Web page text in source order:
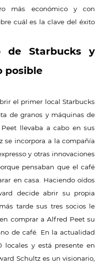
más económico y con
cuál es la clave del éxito
de Starbucks y
posible
el primer local Starbucks
de granos y máquinas de
llevaba a cabo en sus
se incorpora a la compañía
y otras innovaciones
pensaban que el café
en casa. Haciendo oídos
decide abrir su propia
tarde sus tres socios le
comprar a Alfred Peet su
de café. En la actualidad
locales y está presente en
Schultz es un visionario,